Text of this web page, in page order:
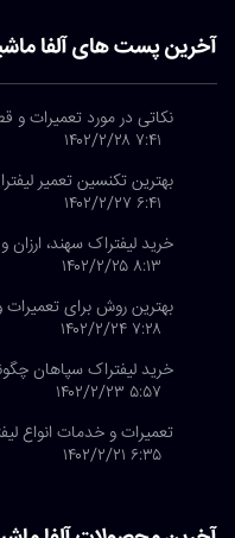
آخرین پست های آلفا
نکاتی در مورد تعمیرات و
۷:۴۱ ۱۴۰۲/۲/۲۸
بهترین تکنسین تعمیر
۶:۴۱ ۱۴۰۲/۲/۲۷
خرید لیفتراک سهند، ارزان
۸:۱۳ ۱۴۰۲/۲/۲۵
بهترین روش برای
۷:۲۸ ۱۴۰۲/۲/۲۴
خرید لیفتراک سپاهان
۵:۵۷ ۱۴۰۲/۲/۲۳
تعمیرات و خدمات انواع
۶:۳۵ ۱۴۰۲/۲/۲۱